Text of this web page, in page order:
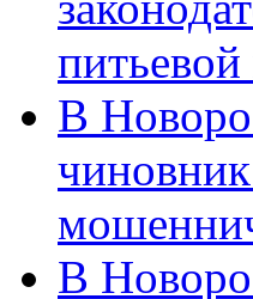
В
В